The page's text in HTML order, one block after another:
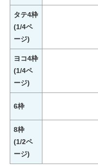
タテ4枠
(1/4ペ
ージ)
ヨコ4枠
(1/4ペ
ージ)
6枠
8枠
(1/2ペ
ージ)